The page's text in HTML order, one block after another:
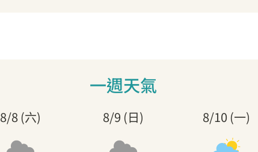
一週天氣
8/8 (六) 8/9 (日) 8/10 (一)